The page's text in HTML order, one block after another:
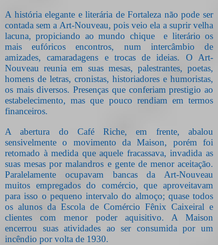
A história elegante e literária de Fortaleza não pode ser
contada sem a Art-Nouveau, pois veio ela a suprir velha
lacuna, propiciando ao mundo chique
e literário os
mais eufóricos encontros, num intercâmbio de
amizades, camaradagens e trocas de ideias. O Art-
Nouveau reunia em suas mesas, palestrantes, poetas,
homens de letras, cronistas, historiadores e humoristas,
os mais diversos. Presenças que conferiam prestigio ao
estabelecimento, mas que pouco rendiam em termos
financeiros.
A abertura do Café Riche, em frente, abalou
sensivelmente o movimento da Maison, porém foi
retomado à medida que aquele fracassava, invadida as
suas mesas por malandros e gente de menor aceitação.
Paralelamente ocupavam bancas da Art-Nouveau
muitos empregados do comércio, que aproveitavam
para isso o pequeno intervalo do almoço; quase todos
os alunos da Escola de Comércio Fênix Caixeiral e
clientes com menor poder aquisitivo. A Maison
encerrou suas atividades ao ser consumida por um
incêndio por volta de 1930.